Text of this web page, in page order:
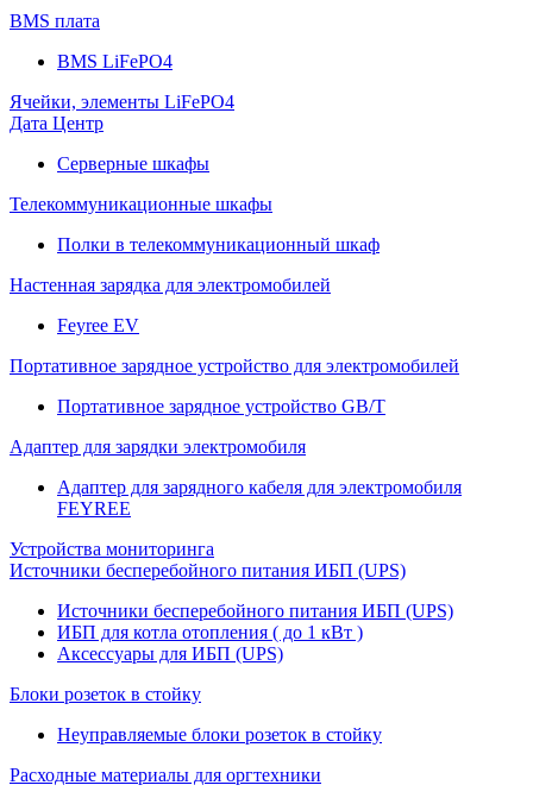
BMS плата
BMS LiFePO4
Ячейки, элементы LiFePO4
Дата Центр
Серверные шкафы
Телекоммуникационные шкафы
Полки в телекоммуникационный шкаф
Настенная зарядка для электромобилей
Feyree EV
Портативное зарядное устройство для электромобилей
Портативное зарядное устройство GB/T
Адаптер для зарядки электромобиля
Адаптер для зарядного кабеля для электромобиля
FEYREE
Устройства мониторинга
Источники бесперебойного питания ИБП (UPS)
Источники бесперебойного питания ИБП (UPS)
ИБП для котла отопления ( до 1 кВт )
Аксессуары для ИБП (UPS)
Блоки розеток в стойку
Неуправляемые блоки розеток в стойку
Расходные материалы для оргтехники